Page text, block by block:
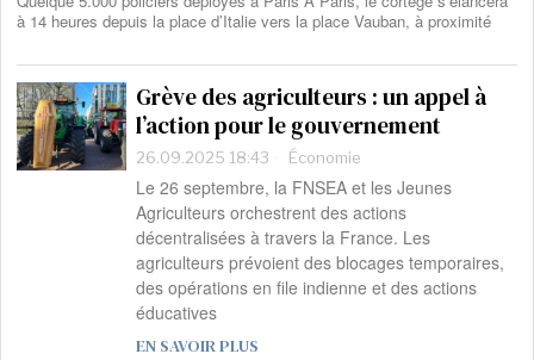
à 14 heures depuis la place d’Italie vers la place Vauban, à proximité
Grève des agriculteurs : un appel à
l’action pour le gouvernement
26.09.2025 18:43 Économie
Le 26 septembre, la FNSEA et les Jeunes
Agriculteurs orchestrent des actions
décentralisées à travers la France. Les
agriculteurs prévoient des blocages temporaires,
des opérations en file indienne et des actions
éducatives
EN SAVOIR PLUS